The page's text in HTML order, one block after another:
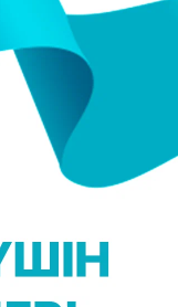
айтып, әйелдің
бір отбасы
байланысқа